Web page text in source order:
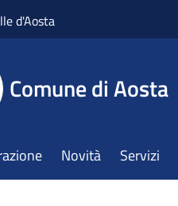
d'Aosta
Comune di Aosta
Novità Servizi